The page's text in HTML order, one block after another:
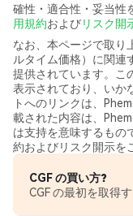
確性・適合性・妥当性
用規約およびリスク開
なお、本ページで取り
ルタイム価格）に関連
提供されています。こ
表示されており、いか
トへのリンクは、
載された内容は、
は支持を意味するもの
約およびリスク開示を
CGF の買い方?
CGF の最初を取得